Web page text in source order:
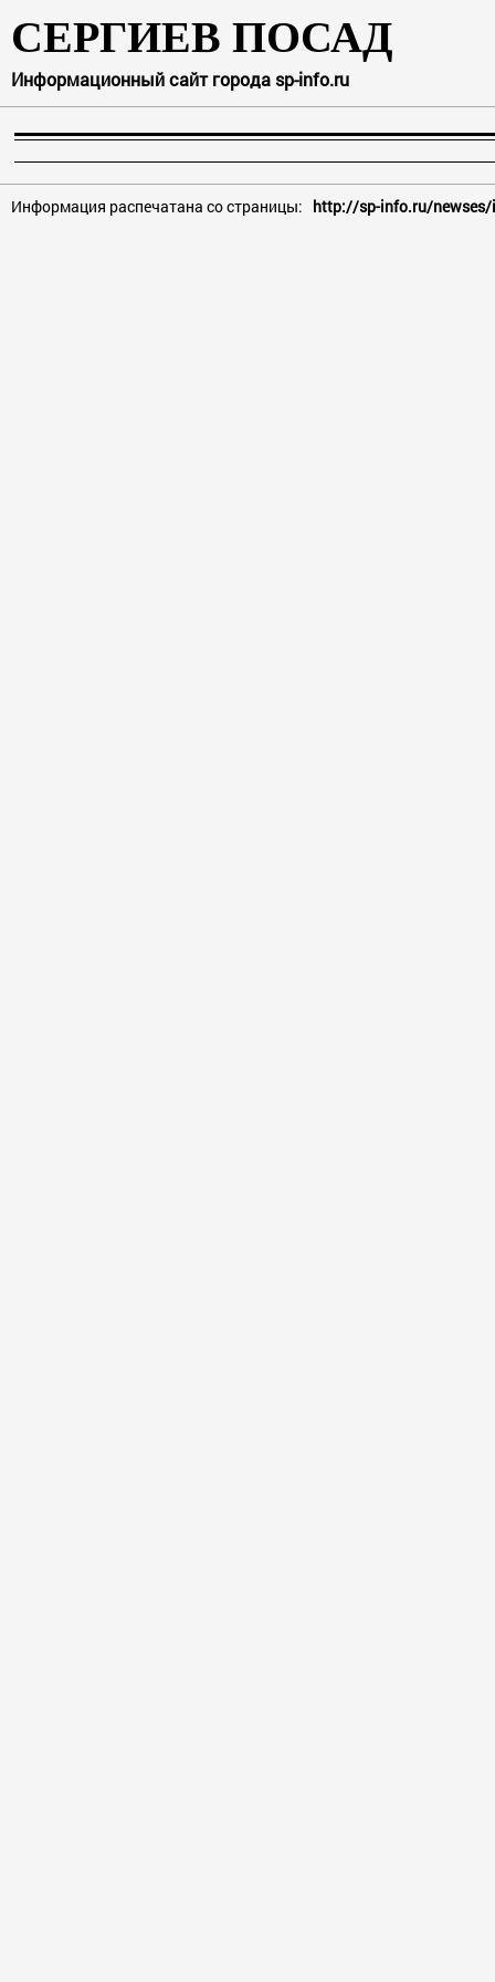
СЕРГИЕВ ПОСАД
Информационный сайт города sp-info.ru
Информация распечатана со страницы: http://sp-info.ru/